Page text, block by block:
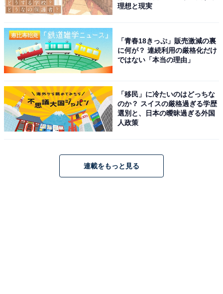
理想と現実
「青春18きっぷ」販売激減の裏
に何が？ 連続利用の厳格化だけ
ではない「本当の理由」
「移民」に冷たいのはどっちな
のか？ スイスの厳格過ぎる学歴
選別と、日本の曖昧過ぎる外国
人政策
連載をもっと見る